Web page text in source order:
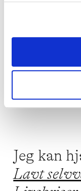
Jeg kan
Lavt